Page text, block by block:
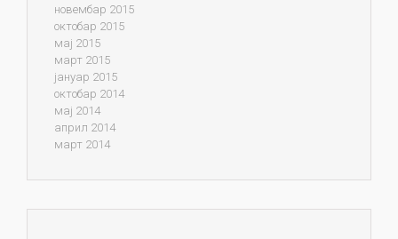
новембар 2015
октобар 2015
мај 2015
март 2015
јануар 2015
октобар 2014
мај 2014
април 2014
март 2014